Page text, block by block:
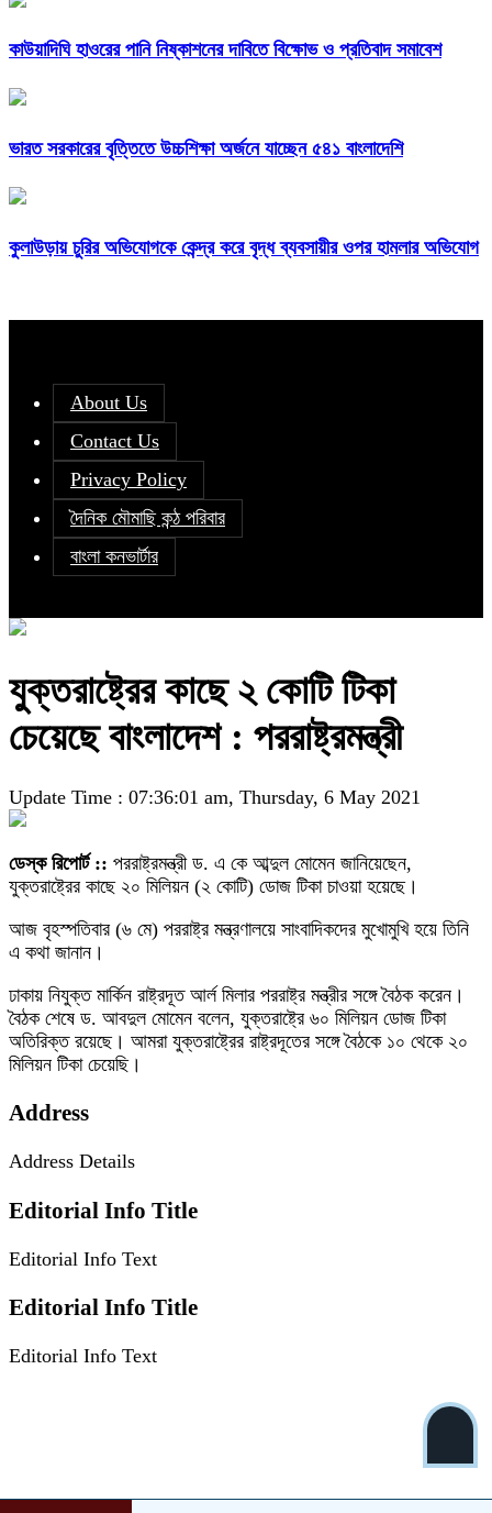
কাউয়াদিঘি হাওরের পানি নিষ্কাশনের দাবিতে বিক্ষোভ ও প্রতিবাদ সমাবেশ
ভারত সরকারের বৃত্তিতে উচ্চশিক্ষা অর্জনে যাচ্ছেন ৫৪১ বাংলাদেশি
কুলাউড়ায় চুরির অভিযোগকে কেন্দ্র করে বৃদ্ধ ব্যবসায়ীর ওপর হামলার অভিযোগ
About Us
Contact Us
Privacy Policy
দৈনিক মৌমাছি কন্ঠ পরিবার
বাংলা কনভার্টার
যুক্তরাষ্ট্রের কাছে ২ কোটি টিকা
চেয়েছে বাংলাদেশ : পররাষ্ট্রমন্ত্রী
Update Time : 07:36:01 am, Thursday, 6 May 2021
ডেস্ক রিপোর্ট :: পররাষ্ট্রমন্ত্রী ড. এ কে আব্দুল মোমেন জানিয়েছেন,
যুক্তরাষ্ট্রের কাছে ২০ মিলিয়ন (২ কোটি) ডোজ টিকা চাওয়া হয়েছে।
আজ বৃহস্পতিবার (৬ মে) পররাষ্ট্র মন্ত্রণালয়ে সাংবাদিকদের মুখোমুখি হয়ে তিনি
এ কথা জানান।
ঢাকায় নিযুক্ত মার্কিন রাষ্ট্রদূত আর্ল মিলার পররাষ্ট্র মন্ত্রীর সঙ্গে বৈঠক করেন।
বৈঠক শেষে ড. আবদুল মোমেন বলেন, যুক্তরাষ্ট্রে ৬০ মিলিয়ন ডোজ টিকা
অতিরিক্ত রয়েছে। আমরা যুক্তরাষ্ট্রের রাষ্ট্রদূতের সঙ্গে বৈঠকে ১০ থেকে ২০
মিলিয়ন টিকা চেয়েছি।
Address
Address Details
Editorial Info Title
Editorial Info Text
Editorial Info Title
Editorial Info Text